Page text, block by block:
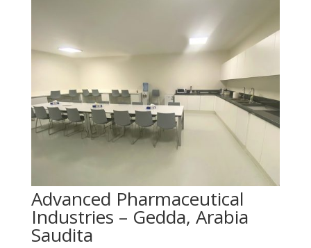
Advanced Pharmaceutical
Industries – Gedda, Arabia
Saudita